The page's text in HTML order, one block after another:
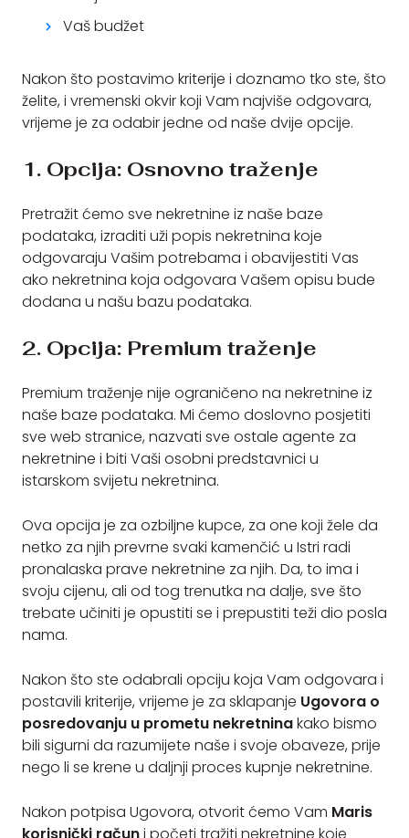
Vaš budžet
Nakon što postavimo kriterije i doznamo tko ste, što
želite, i vremenski okvir koji Vam najviše odgovara,
vrijeme je za odabir jedne od naše dvije opcije.
1. Opcija: Osnovno traženje
Pretražit ćemo sve nekretnine iz naše baze
podataka, izraditi uži popis nekretnina koje
odgovaraju Vašim potrebama i obavijestiti Vas
ako nekretnina koja odgovara Vašem opisu bude
dodana u našu bazu podataka.
2. Opcija: Premium traženje
Premium traženje nije ograničeno na nekretnine iz
naše baze podataka. Mi ćemo doslovno posjetiti
sve web stranice, nazvati sve ostale agente za
nekretnine i biti Vaši osobni predstavnici u
istarskom svijetu nekretnina.
Ova opcija je za ozbiljne kupce, za one koji žele da
netko za njih prevrne svaki kamenčić u Istri radi
pronalaska prave nekretnine za njih. Da, to ima i
svoju cijenu, ali od tog trenutka na dalje, sve što
trebate učiniti je opustiti se i prepustiti teži dio posla
nama.
Nakon što ste odabrali opciju koja Vam odgovara i
postavili kriterije, vrijeme je za sklapanje Ugovora o
posredovanju u prometu nekretninakako bismo
bili sigurni da razumijete naše i svoje obaveze, prije
nego li se krene u daljnji proces kupnje nekretnine.
Nakon potpisa Ugovora, otvorit ćemo Vam Maris